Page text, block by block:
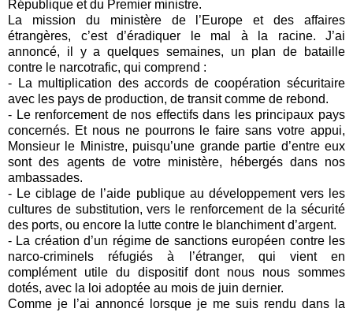
République et du Premier ministre.
La mission du ministère de l’Europe et des affaires
étrangères, c’est d’éradiquer le mal à la racine. J’ai
annoncé, il y a quelques semaines, un plan de bataille
contre le narcotrafic, qui comprend :
-
La multiplication des accords de coopération sécuritaire
avec les pays de production, de transit comme de rebond.
- Le renforcement de nos effectifs dans les principaux pays
concernés. Et nous ne pourrons le faire sans votre appui,
Monsieur le Ministre, puisqu’une grande partie d’entre eux
sont des agents de votre ministère, hébergés dans nos
ambassades.
- Le ciblage de l’aide publique au développement vers les
cultures de substitution, vers le renforcement de la sécurité
des ports, ou encore la lutte contre le blanchiment d’argent.
- La création d’un régime de sanctions européen contre les
narco-criminels réfugiés à l’étranger, qui vient en
complément utile du dispositif dont nous nous sommes
dotés, avec la loi adoptée au mois de juin dernier.
Comme je l’ai annoncé lorsque je me suis rendu dans la